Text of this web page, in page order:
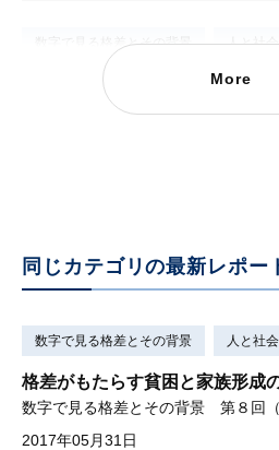
数字で見る格差とその背景 人と社会
具体的な格差の領域 資産格差
数字で見る格差とその背景 第５回
More
同じカテゴリの最新レポー
数字で見る格差とその背景 人と社会
格差がもたらす貧困と家族形成
数字で見る格差とその背景 第８回（
2017年05月31日